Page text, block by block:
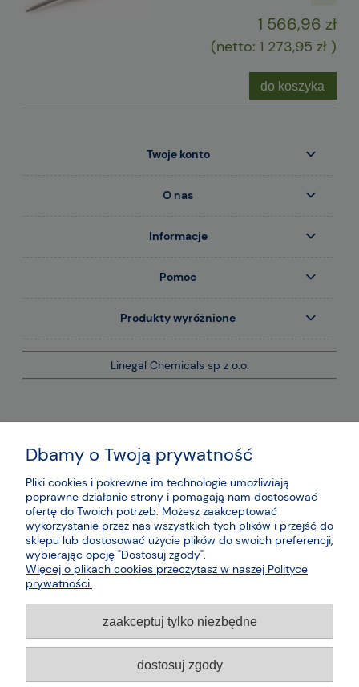
1 566,96 zł
(netto: 1 273,95 zł )
do koszyka
Twoje konto
O nas
Informacje
Pomoc
Produkty wyróżnione
Linegal Chemicals sp z o.o.
Dbamy o Twoją prywatność
Pliki cookies i pokrewne im technologie umożliwiają
poprawne działanie strony i pomagają nam dostosować
ofertę do Twoich potrzeb. Możesz zaakceptować
wykorzystanie przez nas wszystkich tych plików i przejść do
sklepu lub dostosować użycie plików do swoich preferencji,
wybierając opcję "Dostosuj zgody".
Więcej o plikach cookies przeczytasz w naszej Polityce
prywatności.
zaakceptuj tylko niezbędne
dostosuj zgody